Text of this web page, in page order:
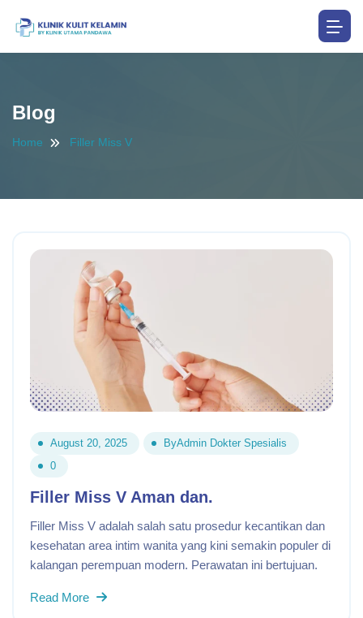
Blog
Home Filler Miss V
August 20, 2025 ByAdmin Dokter Spesialis
0
Filler Miss V Aman dan.
Filler Miss V adalah salah satu prosedur kecantikan dan
kesehatan area intim wanita yang kini semakin populer di
kalangan perempuan modern. Perawatan ini bertujuan.
Read More